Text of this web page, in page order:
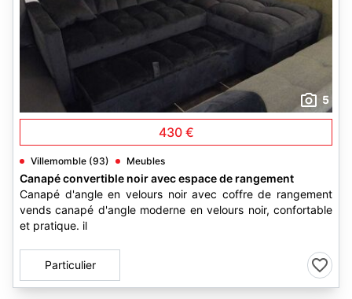
5
430 €
Villemomble (93) Meubles
Canapé convertible noir avec espace de rangement
Canapé d'angle en velours noir avec coffre de rangement
vends canapé d'angle moderne en velours noir, confortable
et pratique. il
Particulier